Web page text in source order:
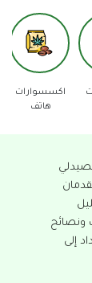
دفاع عن
النفس